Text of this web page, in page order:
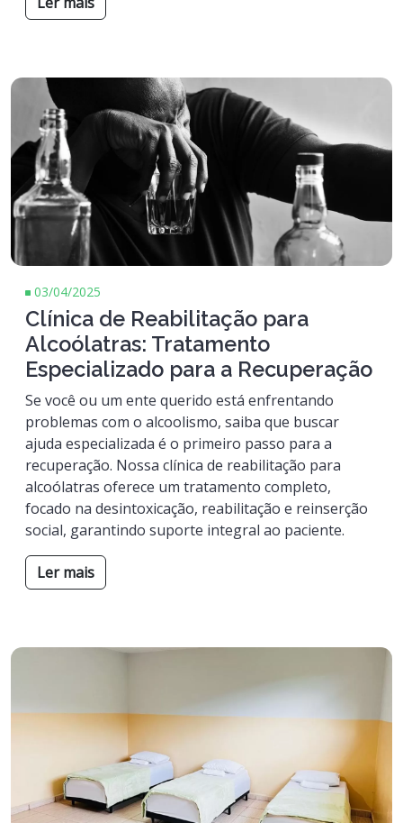
03/04/2025
Clínica de Reabilitação para
Alcoólatras: Tratamento
Especializado para a Recuperação
Se você ou um ente querido está enfrentando
problemas com o alcoolismo, saiba que buscar
ajuda especializada é o primeiro passo para a
recuperação. Nossa clínica de reabilitação para
alcoólatras oferece um tratamento completo,
focado na desintoxicação, reabilitação e reinserção
social, garantindo suporte integral ao paciente.
Ler mais